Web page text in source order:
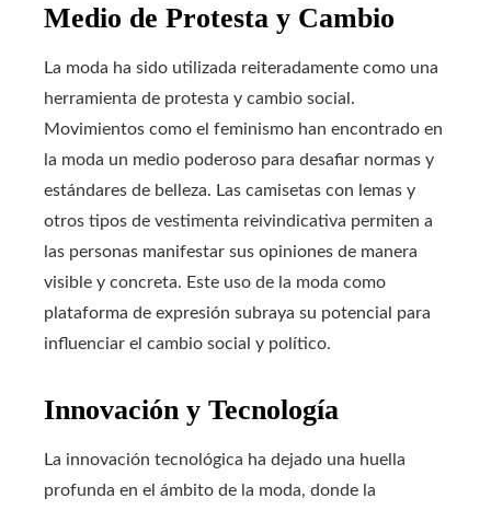
Medio de Protesta y Cambio
La moda ha sido utilizada reiteradamente como una
herramienta de protesta y cambio social.
Movimientos como el feminismo han encontrado en
la moda un medio poderoso para desafiar normas y
estándares de belleza. Las camisetas con lemas y
otros tipos de vestimenta reivindicativa permiten a
las personas manifestar sus opiniones de manera
visible y concreta. Este uso de la moda como
plataforma de expresión subraya su potencial para
influenciar el cambio social y político.
Innovación y Tecnología
La innovación tecnológica ha dejado una huella
profunda en el ámbito de la moda, donde la